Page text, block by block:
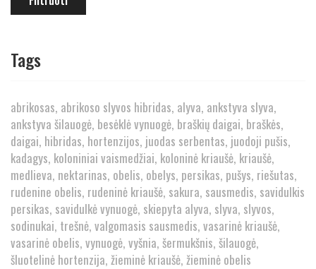
Tags
abrikosas abrikoso slyvos hibridas alyva ankstyva slyva
ankstyva šilauogė besėklė vynuogė braškių daigai braškės
daigai hibridas hortenzijos juodas serbentas juodoji pušis
kadagys koloniniai vaismedžiai koloninė kriaušė kriaušė
medlieva nektarinas obelis obelys persikas pušys riešutas
rudenine obelis rudeninė kriaušė sakura sausmedis savidulkis
persikas savidulkė vynuogė skiepyta alyva slyva slyvos
sodinukai trešnė valgomasis sausmedis vasarinė kriaušė
vasarinė obelis vynuogė vyšnia šermukšnis šilauogė
šluotelinė hortenzija žieminė kriaušė žieminė obelis